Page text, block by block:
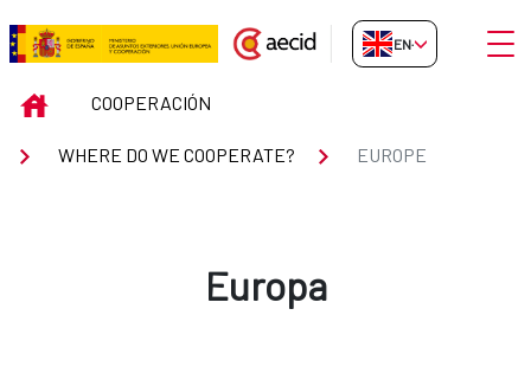
Skip to Main Content
EUROPE
EN-GB
INICIOCOOPERACIÓN
WHERE DO WE COOPERATE? EUROPE
Europa